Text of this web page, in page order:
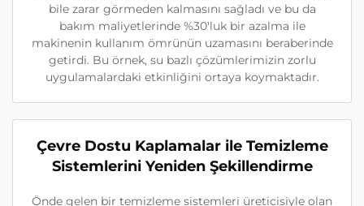
bile zarar görmeden kalmasını sağladı ve bu da
bakım maliyetlerinde %30'luk bir azalma ile
makinenin kullanım ömrünün uzamasını beraberinde
getirdi. Bu örnek, su bazlı çözümlerimizin zorlu
uygulamalardaki etkinliğini ortaya koymaktadır.
Çevre Dostu Kaplamalar ile Temizleme
Sistemlerini Yeniden Şekillendirme
Önde gelen bir temizleme sistemleri üreticisiyle olan